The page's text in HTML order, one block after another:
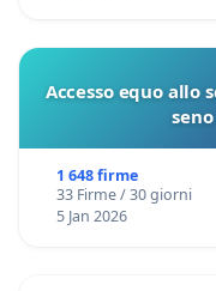
Accesso equo allo
1 648 firme
33 Firme / 30 giorni
5 Jan 2026